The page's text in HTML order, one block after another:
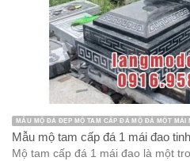
MẪU MỘ ĐÁ ĐẸP MỘ TAM CẤP ĐÁ MỘ ĐÁ MỘT MÁI
Mẫu mộ tam cấp đá 1 mái đao
Mộ tam cấp đá 1 mái đao là một